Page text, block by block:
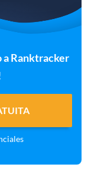
a Ranktracker